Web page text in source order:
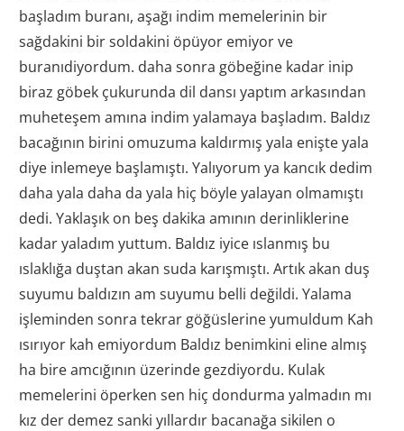
başladım buranı, aşağı indim memelerinin bir
sağdakini bir soldakini öpüyor emiyor ve
buranıdiyordum. daha sonra göbeğine kadar inip
biraz göbek çukurunda dil dansı yaptım arkasından
muheteşem amına indim yalamaya başladım. Baldız
bacağının birini omuzuma kaldırmış yala enişte yala
diye inlemeye başlamıştı. Yalıyorum ya kancık dedim
daha yala daha da yala hiç böyle yalayan olmamıştı
dedi. Yaklaşık on beş dakika amının derinliklerine
kadar yaladım yuttum. Baldız iyice ıslanmış bu
ıslaklığa duştan akan suda karışmıştı. Artık akan duş
suyumu baldızın am suyumu belli değildi. Yalama
işleminden sonra tekrar göğüslerine yumuldum Kah
ısırıyor kah emiyordum Baldız benimkini eline almış
ha bire amcığının üzerinde gezdiyordu. Kulak
memelerini öperken sen hiç dondurma yalmadın mı
kız der demez sanki yıllardır bacanağa sikilen o